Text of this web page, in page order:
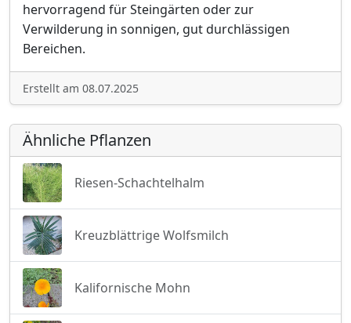
hervorragend für Steingärten oder zur
Verwilderung in sonnigen, gut durchlässigen
Bereichen.
Erstellt am 08.07.2025
Ähnliche Pflanzen
Riesen-Schachtelhalm
Kreuzblättrige Wolfsmilch
Kalifornische Mohn